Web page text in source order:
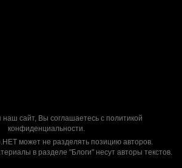
наш сайт, Вы соглашаетесь с политикой
конфиденциальности.
может не разделять позицию авторов.
в разделе "Блоги" несут авторы текстов.